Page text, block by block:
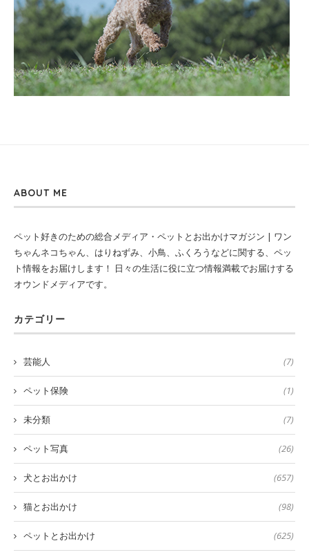
ABOUT ME
ペット好きのための総合メディア・ペットとお出かけマガジン | ワン
ちゃんネコちゃん、はりねずみ、小鳥、ふくろうなどに関する、ペッ
ト情報をお届けします！ 日々の生活に役に立つ情報満載でお届けする
オウンドメディアです。
カテゴリー
芸能人 (7)
ペット保険 (1)
未分類 (7)
ペット写真 (26)
犬とお出かけ (657)
猫とお出かけ (98)
ペットとお出かけ (625)